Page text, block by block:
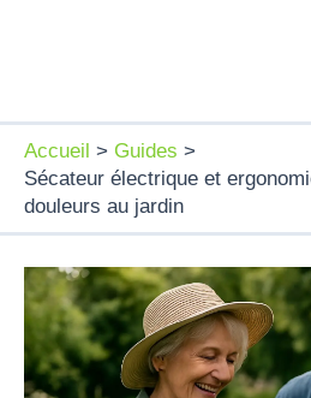
Accueil
Guides
Sécateur électrique et
douleurs au jardin